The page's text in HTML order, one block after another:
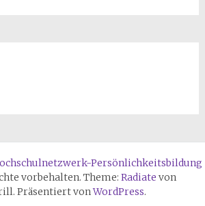
Persönlichkeitsbildung
vorbehalten. Theme: Radiate von
Präsentiert vonWordPress.